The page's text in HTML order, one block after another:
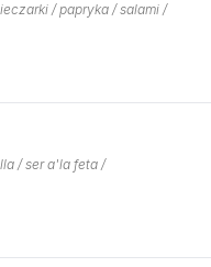
/ papryka / salami /
/ ser a'la feta /